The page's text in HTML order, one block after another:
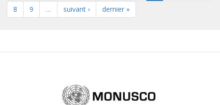
8
9 … suivant › dernier »